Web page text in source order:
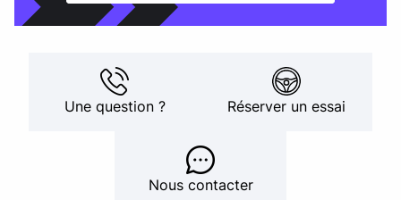
Une question ? Réserver un essai
Nous contacter